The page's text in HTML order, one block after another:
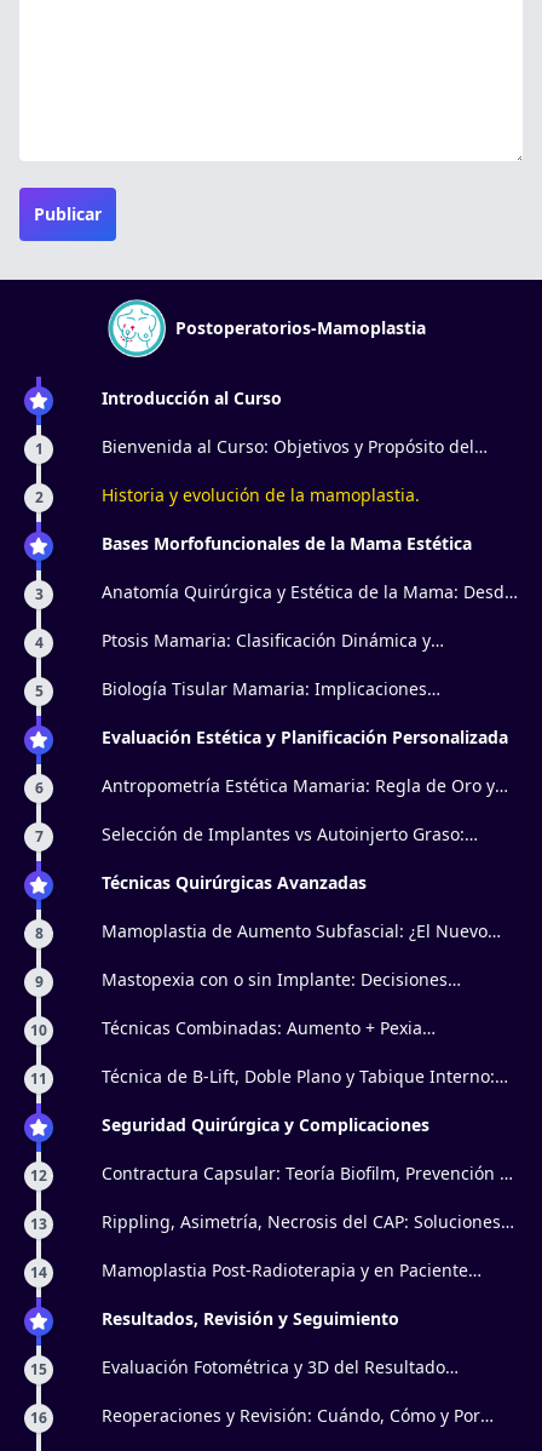
Publicar
Postoperatorios-Mamoplastia
Introducción al Curso
1
Bienvenida al Curso: Objetivos y Propósito del
2 Historia y evolución de la mamoplastia.
Bases Morfofuncionales de la Mama Estética
3
Anatomía Quirúrgica y Estética de la Mama: Desde
4
Ptosis Mamaria: Clasificación Dinámica y
5
Biología Tisular Mamaria: Implicaciones
Evaluación Estética y Planificación Personalizada
6
Antropometría Estética Mamaria: Regla de Oro y
7
Selección de Implantes vs Autoinjerto Graso:
Técnicas Quirúrgicas Avanzadas
8
Mamoplastia de Aumento Subfascial: ¿El Nuevo
9
Mastopexia con o sin Implante: Decisiones
10
Técnicas Combinadas: Aumento + Pexia
11
Técnica de B-Lift, Doble Plano y Tabique Interno:
Seguridad Quirúrgica y Complicaciones
12
Contractura Capsular: Teoría Biofilm, Prevención y
13
Rippling, Asimetría, Necrosis del CAP: Soluciones
14
Mamoplastia Post-Radioterapia y en Paciente
Resultados, Revisión y Seguimiento
15
Evaluación Fotométrica y 3D del Resultado
16
Reoperaciones y Revisión: Cuándo, Cómo y Por